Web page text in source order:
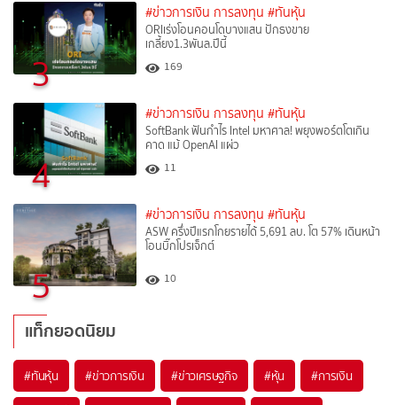
3
#ข่าวการเงิน การลงทุน #ทันหุ้น
ORIเร่งโอนคอนโดบางแสน ปักธงขาย
เกลี้ยง1.3พันล.ปีนี้
169
4
#ข่าวการเงิน การลงทุน #ทันหุ้น
SoftBank ฟันกำไร Intel มหาศาล! พยุงพอร์ตโตเกิน
คาด แม้ OpenAI แผ่ว
11
5
#ข่าวการเงิน การลงทุน #ทันหุ้น
ASW ครึ่งปีแรกโกยรายได้ 5,691 ลบ. โต 57% เดินหน้า
โอนบิ๊กโปรเจ็กต์
10
แท็กยอดนิยม
#ทันหุ้น #ข่าวการเงิน #ข่าวเศรษฐกิจ #หุ้น #การเงิน